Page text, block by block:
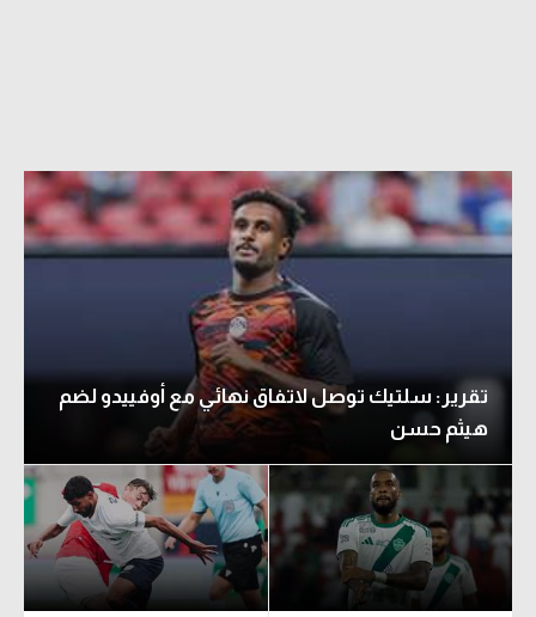
تقرير: سلتيك توصل لاتفاق نهائي مع أوفييدو لضم
هيثم حسن